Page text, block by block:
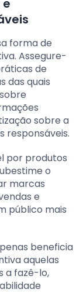
forma de
Assegure-
de
das quais
sobre a
responsáveis.
por produtos
o
marcas
e
público mais
beneficia
aquelas
a fazê-lo,